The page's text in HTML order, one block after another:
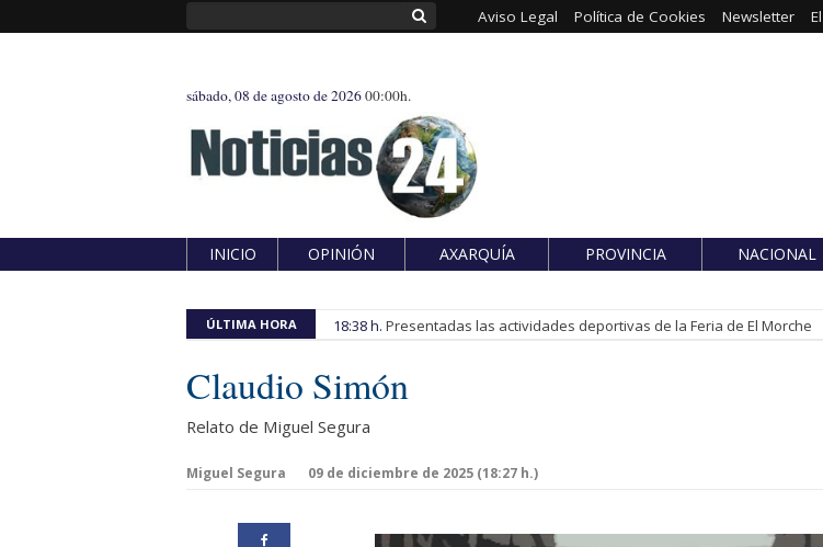
Aviso Legal Política de Cookies Newsletter
sábado, 08 de agosto de 202600:00h.
INICIO OPINIÓN AXARQUÍA PROVINCIA NACIONAL
ÚLTIMA HORA 18:38 h. Presentadas las actividades deportivas de la Feria de El Morche
Claudio Simón
Relato de Miguel Segura
Miguel Segura 09 de diciembre de 2025 (18:27 h.)